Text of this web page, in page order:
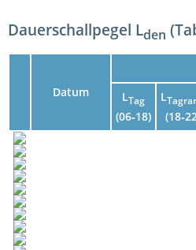
Dauerschallpegel Lden
Datum LTag
(06‑18)
L